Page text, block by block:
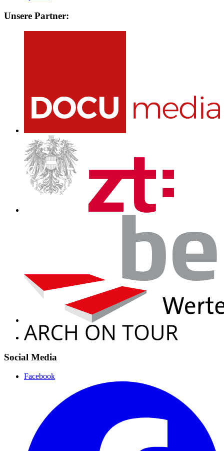
Unsere Partner:
Social Media
Facebook